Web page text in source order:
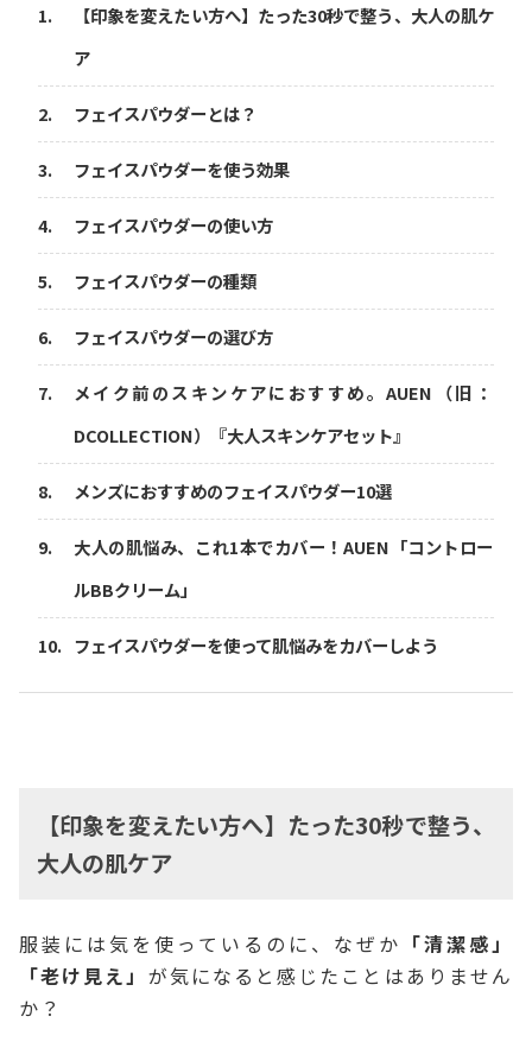
【印象を変えたい方へ】たった30秒で整う、大人の肌ケ
ア
フェイスパウダーとは？
フェイスパウダーを使う効果
フェイスパウダーの使い方
フェイスパウダーの種類
フェイスパウダーの選び方
メイク前のスキンケアにおすすめ。AUEN（旧：
DCOLLECTION）『大人スキンケアセット』
メンズにおすすめのフェイスパウダー10選
大人の肌悩み、これ1本でカバー！AUEN「コントロー
ルBBクリーム」
フェイスパウダーを使って肌悩みをカバーしよう
【印象を変えたい方へ】たった30秒で整う、
大人の肌ケア
服装には気を使っているのに、なぜか 「清潔感」
「老け見え」 が気になると感じたことはありません
か？